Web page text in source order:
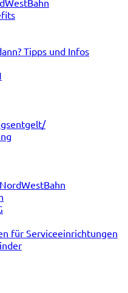
Tipps und Infos
für Serviceeinrichtungen